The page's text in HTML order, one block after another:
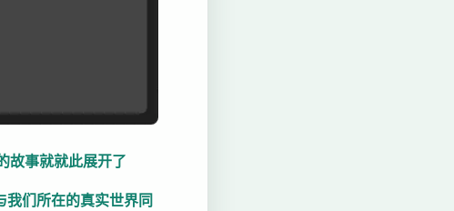
故事就就此展开了
我们所在的真实世界同